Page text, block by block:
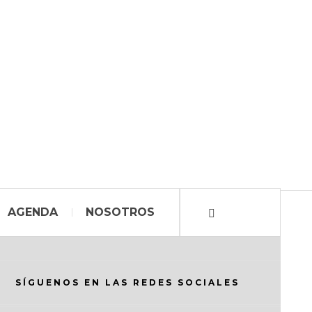
AGENDA NOSOTROS
SÍGUENOS EN LAS REDES SOCIALES